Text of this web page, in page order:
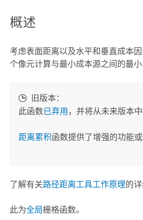
概述
考虑表面距离以及水平和垂直成本
个像元计算与最小成本源之间的最小
旧版本：
此函数已弃用 ，并将从未来版本中
距离累积函数提供了增强的功能或
了解有关路径距离工具工作原理的
此为全局栅格函数。